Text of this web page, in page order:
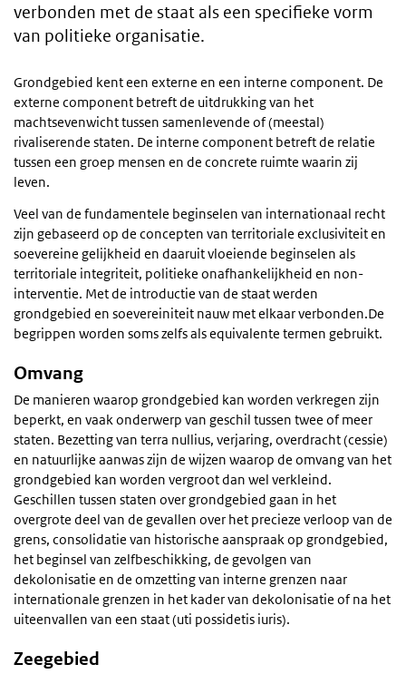
verbonden met de staat als een specifieke vorm
van politieke organisatie.
Grondgebied kent een externe en een interne component. De
externe component betreft de uitdrukking van het
machtsevenwicht tussen samenlevende of (meestal)
rivaliserende staten. De interne component betreft de relatie
tussen een groep mensen en de concrete ruimte waarin zij
leven.
Veel van de fundamentele beginselen van internationaal recht
zijn gebaseerd op de concepten van territoriale exclusiviteit en
soevereine gelijkheid en daaruit vloeiende beginselen als
territoriale integriteit, politieke onafhankelijkheid en non-
interventie. Met de introductie van de staat werden
grondgebied en soevereiniteit nauw met elkaar verbonden.De
begrippen worden soms zelfs als equivalente termen gebruikt.
Omvang
De manieren waarop grondgebied kan worden verkregen zijn
beperkt, en vaak onderwerp van geschil tussen twee of meer
staten. Bezetting van terra nullius, verjaring, overdracht (cessie)
en natuurlijke aanwas zijn de wijzen waarop de omvang van het
grondgebied kan worden vergroot dan wel verkleind.
Geschillen tussen staten over grondgebied gaan in het
overgrote deel van de gevallen over het precieze verloop van de
grens, consolidatie van historische aanspraak op grondgebied,
het beginsel van zelfbeschikking, de gevolgen van
dekolonisatie en de omzetting van interne grenzen naar
internationale grenzen in het kader van dekolonisatie of na het
uiteenvallen van een staat (uti possidetis iuris).
Zeegebied